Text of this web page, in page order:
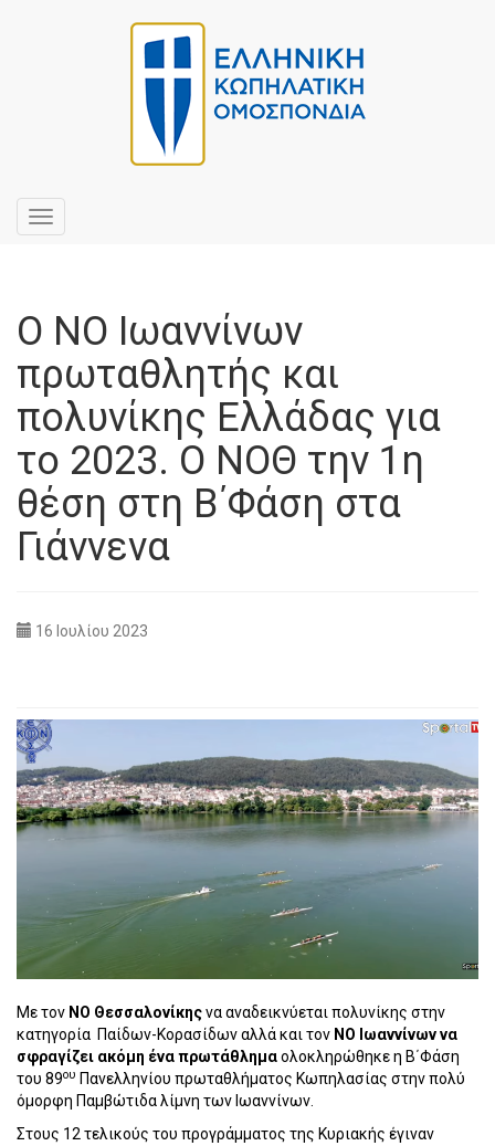
Toggle
navigation
Ο ΝΟ Ιωαννίνων
πρωταθλητής και
πολυνίκης Ελλάδας για
το 2023. Ο ΝΟΘ την 1η
θέση στη Β΄Φάση στα
Γιάννενα
16 Ιουλίου 2023
Με τον ΝΟ Θεσσαλονίκηςνα αναδεικνύεται πολυνίκης στην
κατηγορία Παίδων-Κορασίδων αλλά και τον ΝΟ Ιωαννίνων να
σφραγίζει ακόμη ένα πρωτάθλημαολοκληρώθηκε η Β΄Φάση
του 89ου Πανελληνίου πρωταθλήματος Κωπηλασίας στην πολύ
όμορφη Παμβώτιδα λίμνη των Ιωαννίνων.
Στους 12 τελικούς του προγράμματος της Κυριακής έγιναν